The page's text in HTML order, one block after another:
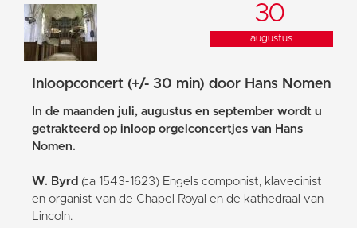
30
augustus
Inloopconcert (+/- 30 min) door Hans Nomen
In de maanden juli, augustus en september wordt u
getrakteerd op inloop orgelconcertjes van Hans
Nomen.
W. Byrd (ca 1543-1623) Engels componist, klavecinist
en organist van de Chapel Royal en de kathedraal van
Lincoln.